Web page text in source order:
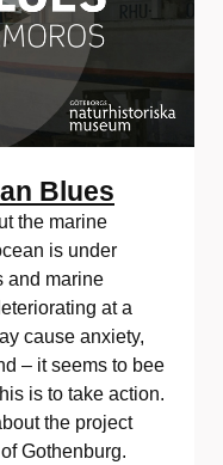
Blues
the marine
is under
and marine
at a
cause anxiety,
– it seems to bee
is to take action.
the project
Gothenburg.